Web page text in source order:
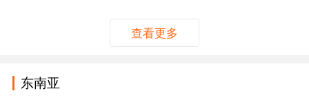
查看更多
东南亚